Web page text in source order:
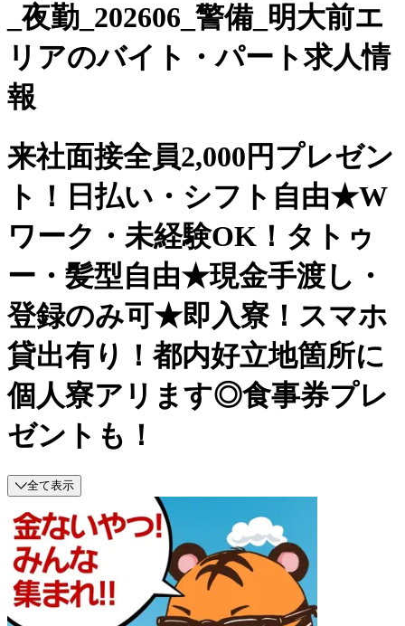
_夜勤_202606_警備_明大前エ
リアのバイト・パート求人情
報
来社面接全員2,000円プレゼン
ト！日払い・シフト自由★W
ワーク・未経験OK！タトゥ
ー・髪型自由★現金手渡し・
登録のみ可★即入寮！スマホ
貸出有り！都内好立地箇所に
個人寮アリます◎食事券プレ
ゼントも！
全て表示